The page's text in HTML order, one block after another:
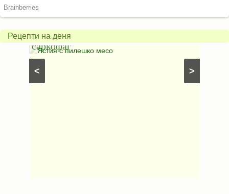
Рецепти на деня
>
<
Печено
пиле
в
саркофаг
Ястия с пилешко месо